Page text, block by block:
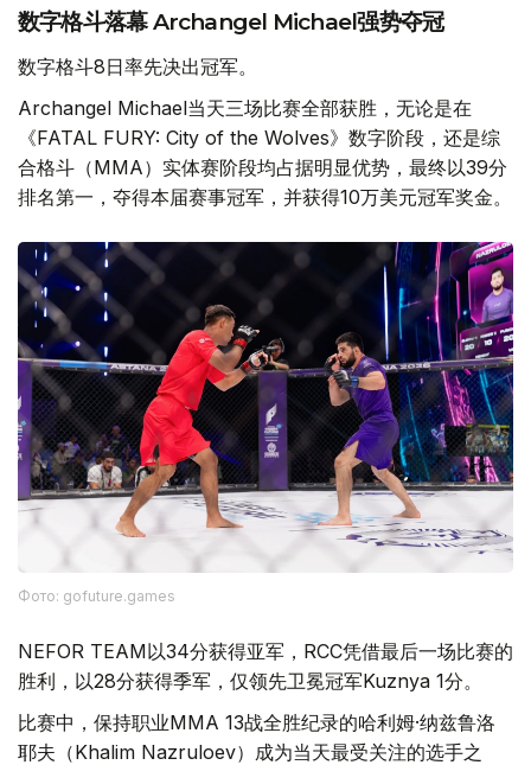
数字格斗落幕 Archangel Michael强势夺冠
数字格斗8日率先决出冠军。
Archangel Michael当天三场比赛全部获胜，无论是在
《FATAL FURY: City of the Wolves》数字阶段，还是综
合格斗（MMA）实体赛阶段均占据明显优势，最终以39分
排名第一，夺得本届赛事冠军，并获得10万美元冠军奖金。
Фото: gofuture.games
NEFOR TEAM以34分获得亚军，RCC凭借最后一场比赛的
胜利，以28分获得季军，仅领先卫冕冠军Kuznya 1分。
比赛中，保持职业MMA 13战全胜纪录的哈利姆·纳兹鲁洛
耶夫（Khalim Nazruloev）成为当天最受关注的选手之